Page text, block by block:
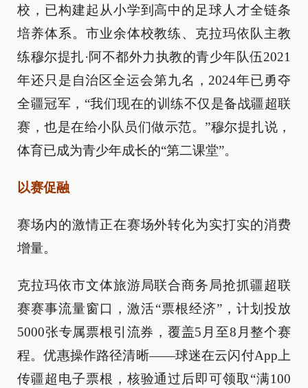
校，已构建起从小学到高中的足球人才全链条
培养体系。市业余体校教练、克拉玛依队主教
练穆尔提扎·阿不都外力执教的青少年队伍2021
年还只是自治区全运会第九名，2024年已勇夺
全疆冠军，“我们现在的训练不仅是备战疆超联
赛，也是在给小队员们做示范。”穆尔提扎说，
体育已成为青少年成长的“第二课堂”。
以赛促融
赛场内的激情正在赛场外转化为实打实的消费
增量。
克拉玛依市文体旅游局联合商务局抢抓疆超联
赛赛事流量窗口，激活“票根经济”，计划投放
5000张专属票根引流券，覆盖5月至8月整个赛
程。优惠操作路径清晰——球迷在云闪付App上
传疆超电子票根，核验通过后即可领取“满100